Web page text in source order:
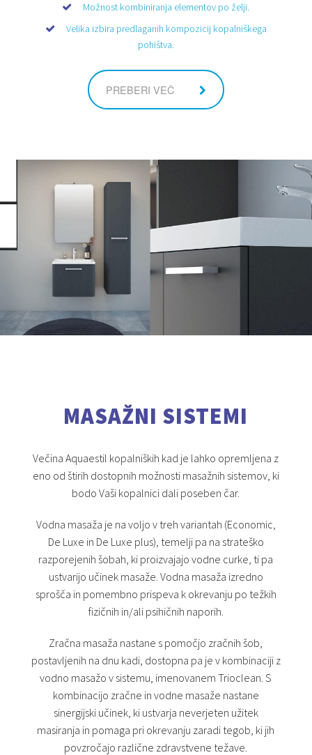
Možnost kombiniranja elementov po želji.
Velika izbira predlaganih kompozicij kopalniškega
pohištva.
PREBERI VEČ
MASAŽNI SISTEMI
Večina Aquaestil kopalniških kad je lahko opremljena z
eno od štirih dostopnih možnosti masažnih sistemov, ki
bodo Vaši kopalnici dali poseben čar.
Vodna masaža je na voljo v treh variantah (Economic,
De Luxe in De Luxe plus), temelji pa na strateško
razporejenih šobah, ki proizvajajo vodne curke, ti pa
ustvarijo učinek masaže. Vodna masaža izredno
sprošča in pomembno prispeva k okrevanju po težkih
fizičnih in/ali psihičnih naporih.
Zračna masaža nastane s pomočjo zračnih šob,
postavljenih na dnu kadi, dostopna pa je v kombinaciji z
vodno masažo v sistemu, imenovanem Trioclean. S
kombinacijo zračne in vodne masaže nastane
sinergijski učinek, ki ustvarja neverjeten užitek
masiranja in pomaga pri okrevanju zaradi tegob, ki jih
povzročajo različne zdravstvene težave.